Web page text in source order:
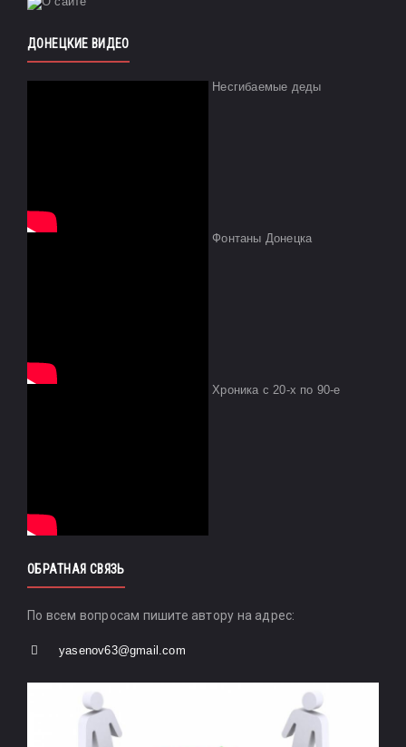
ДОНЕЦКИЕ ВИДЕО
Несгибаемые деды
Фонтаны Донецка
Хроника с 20-х по 90-е
ОБРАТНАЯ СВЯЗЬ
По всем вопросам пишите автору на адрес:
yasenov63@gmail.com